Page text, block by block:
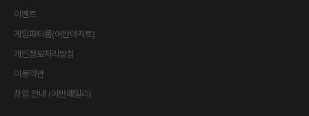
이벤트
게임파티룸(어반아지트)
개인정보처리방침
이용약관
창업 안내 (어반패밀리)